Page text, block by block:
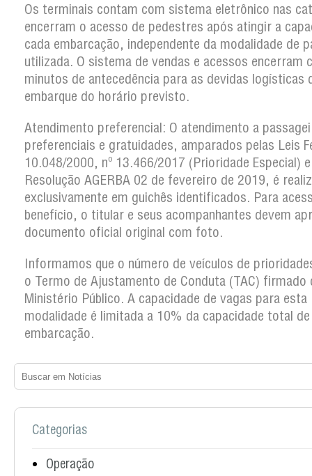
Os terminais contam com sistema eletrônico nas
encerram o acesso de pedestres após atingir a
cada embarcação, independente da modalidade de
utilizada. O sistema de vendas e acessos encerram
minutos de antecedência para as devidas logísticas
embarque do horário previsto.
Atendimento preferencial: O atendimento a
preferenciais e gratuidades, amparados pelas Leis
10.048/2000, nº 13.466/2017 (Prioridade Especial) e
Resolução AGERBA 02 de fevereiro de 2019, é
exclusivamente em guichês identificados. Para
benefício, o titular e seus acompanhantes devem
documento oficial original com foto.
Informamos que o número de veículos de
o Termo de Ajustamento de Conduta (TAC) firmado
Ministério Público. A capacidade de vagas para esta
modalidade é limitada a 10% da capacidade total
embarcação.
Categorias
Operação